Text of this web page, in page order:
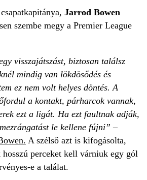
Jarrod Bowen
szembe megy a Premier League
visszajátszást, biztosan találsz
mindig van lökdösődés és
ez nem volt helyes döntés. A
a kontakt, párharcok vannak,
ezt a ligát. Ha ezt faultnak adják,
le kellene fújni” –
A szélső azt is kifogásolta,
perceket kell várniuk egy gól
e a találat.